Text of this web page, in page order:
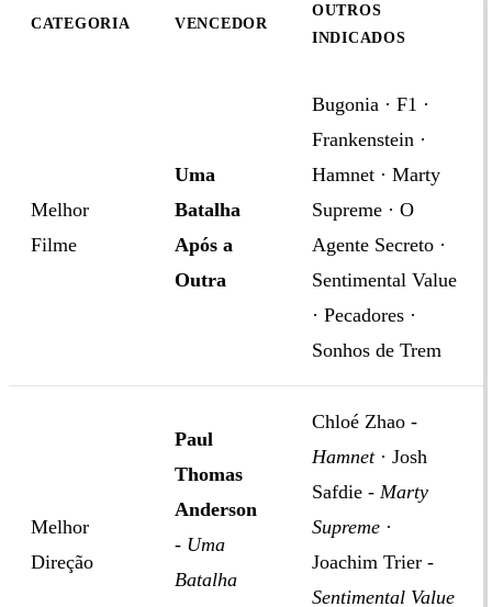
CATEGORIA VENCEDOR
OUTROS
INDICADOS
Melhor
Filme
Uma
Batalha
Após a
Outra
Bugonia · F1 ·
Frankenstein ·
Hamnet · Marty
Supreme · O
Agente Secreto ·
Sentimental Value
· Pecadores ·
Sonhos de Trem
Melhor
Direção
Paul
Thomas
Anderson
- Uma
Batalha
Chloé Zhao -
Hamnet· Josh
Safdie - Marty
Supreme ·
Joachim Trier -
Sentimental Value